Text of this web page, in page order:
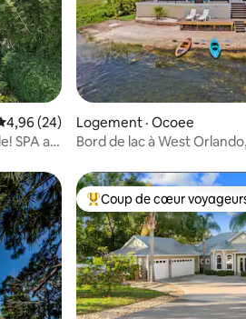
moyenne de 4,96 sur 5, 24
4,96 (24)
SPA au
Logement · Ocoee
Bord de lac à West
plus aimésCoup de cœur voyageurs
Coup de cœur